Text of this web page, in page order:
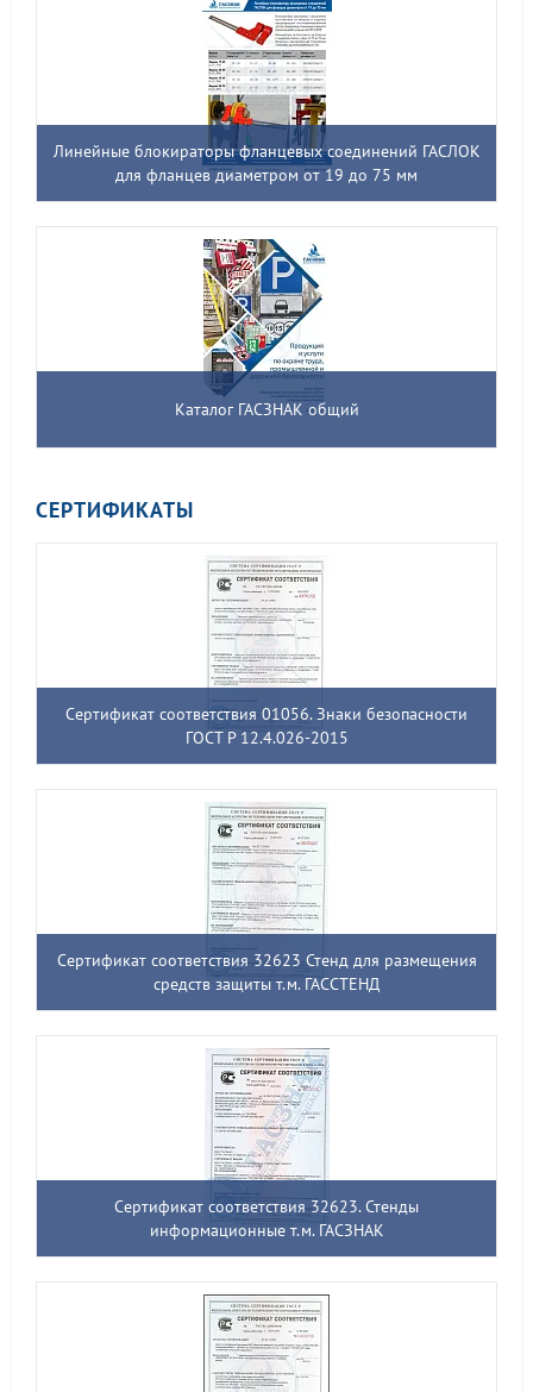
Линейные блокираторы фланцевых соединений ГАСЛОК
для фланцев диаметром от 19 до 75 мм
Каталог ГАСЗНАК общий
СЕРТИФИКАТЫ
Сертификат соответствия 01056. Знаки безопасности
ГОСТ Р 12.4.026-2015
Сертификат соответствия 32623 Стенд для размещения
средств защиты т.м. ГАССТЕНД
Сертификат соответствия 32623. Стенды
информационные т.м. ГАСЗНАК